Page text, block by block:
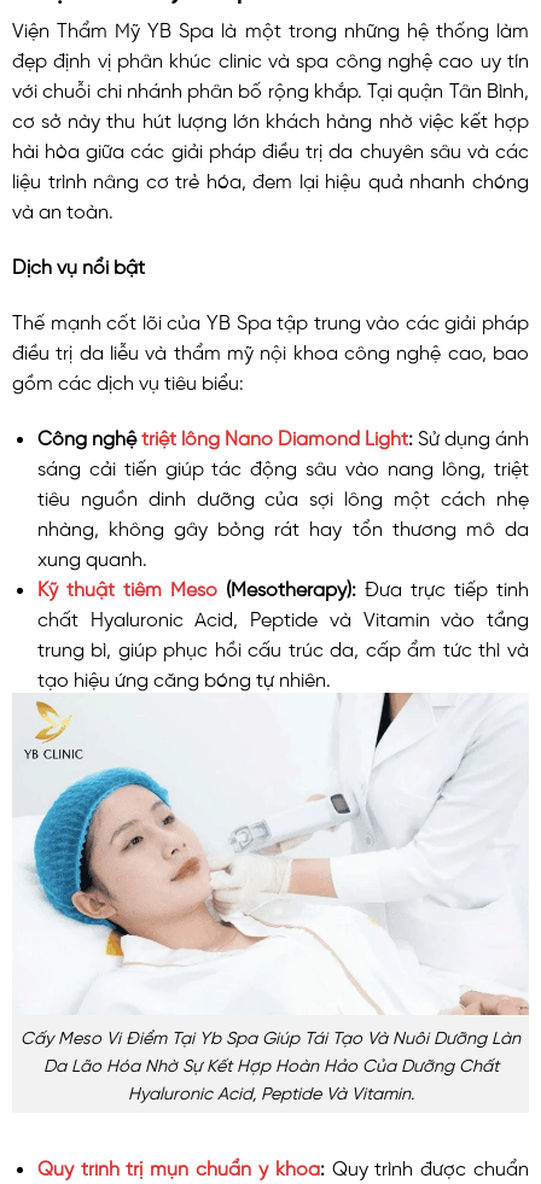
Viện Thẩm Mỹ YB Spa là một trong những hệ thống làm
đẹp định vị phân khúc clinic và spa công nghệ cao uy tín
với chuỗi chi nhánh phân bố rộng khắp. Tại quận Tân Bình,
cơ sở này thu hút lượng lớn khách hàng nhờ việc kết hợp
hài hòa giữa các giải pháp điều trị da chuyên sâu và các
liệu trình nâng cơ trẻ hóa, đem lại hiệu quả nhanh chóng
và an toàn.
Dịch vụ nổi bật
Thế mạnh cốt lõi của YB Spa tập trung vào các giải pháp
điều trị da liễu và thẩm mỹ nội khoa công nghệ cao, bao
gồm các dịch vụ tiêu biểu:
Công nghệtriệt lông Nano Diamond Light: Sử dụng ánh
sáng cải tiến giúp tác động sâu vào nang lông, triệt
tiêu nguồn dinh dưỡng của sợi lông một cách nhẹ
nhàng, không gây bỏng rát hay tổn thương mô da
xung quanh.
Kỹ thuật tiêm Meso(Mesotherapy): Đưa trực tiếp tinh
chất Hyaluronic Acid, Peptide và Vitamin vào tầng
trung bì, giúp phục hồi cấu trúc da, cấp ẩm tức thì và
tạo hiệu ứng căng bóng tự nhiên.
Cấy Meso Vi Điểm Tại Yb Spa Giúp Tái Tạo Và Nuôi Dưỡng Làn
Da Lão Hóa Nhờ Sự Kết Hợp Hoàn Hảo Của Dưỡng Chất
Hyaluronic Acid, Peptide Và Vitamin.
Quy trình trị mụn chuẩn y khoa: Quy trình được chuẩn